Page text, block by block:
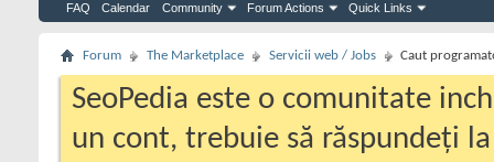
FAQ Calendar Community Forum Actions Quick Links
Forum The Marketplace Servicii web / Jobs Caut
SeoPedia este o comunitate
un cont, trebuie să răspundeți